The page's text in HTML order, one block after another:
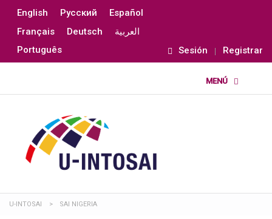
English Русский
Español
Français
Deutsch
العربية
Português
Sesión Registrar
U-INTOSAI > SAI NIGERIA